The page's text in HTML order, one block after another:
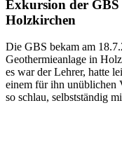
Exkursion der GBS
Holzkirchen
Die GBS bekam am
Geothermieanlage in
es war der Lehrer, hatte
einem für ihn unüblichen
so schlau, selbstständig